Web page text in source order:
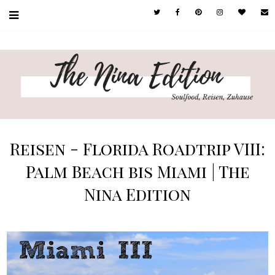
Reisen - Florida Roadtrip VIII:
Palm Beach bis Miami | The
Nina Edition